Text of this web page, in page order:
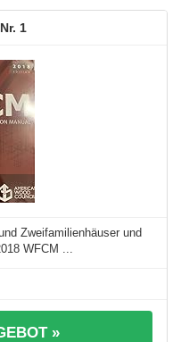
1
Zweifamilienhäuser und
WFCM ...
»